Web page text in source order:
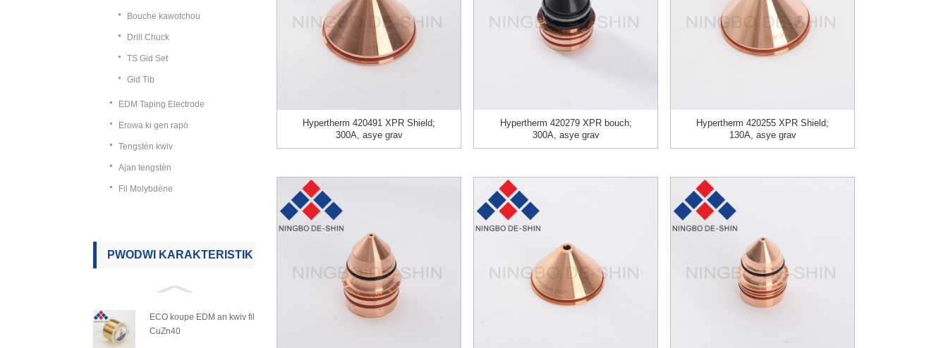
Bouche kawotchou
Drill Chuck
TS Gid Set
Gid Tib
EDM Taping Electrode
Erowa ki gen rapò
Tengstèn kwiv
Ajan tengstèn
Fil Molybdène
PWODWI KARAKTERISTIK
ECO koupe EDM an kwiv fil
CuZn40
Hypertherm 420491 XPR Shield;
300A, asye grav
Hypertherm 420279 XPR bouch;
300A, asye grav
Hypertherm 420255 XPR Shield;
130A, asye grav